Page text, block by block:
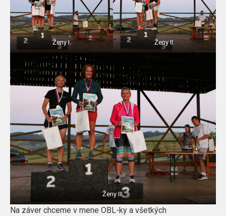
Ženy I. Ženy II.
Ženy III.
Na záver chceme v mene OBL-ky a všetkých